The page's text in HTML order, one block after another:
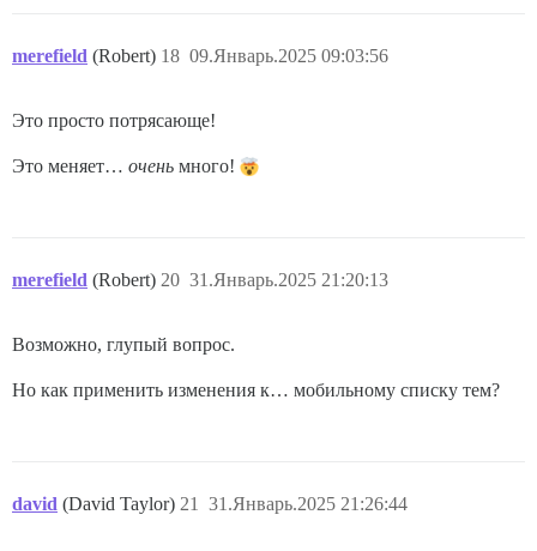
merefield (Robert) 09.Январь.2025 09:03:56
18
Это просто потрясающе!
Это меняет… очень много!
merefield (Robert) 31.Январь.2025 21:20:13
20
Возможно, глупый вопрос.
Но как применить изменения к… мобильному списку тем?
david (David Taylor) 31.Январь.2025 21:26:44
21